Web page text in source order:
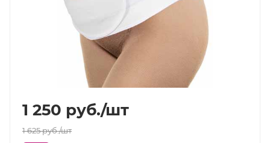
1 250 руб./шт
1 625руб./шт